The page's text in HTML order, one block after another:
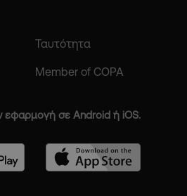
Ταυτότητα
Member of COPA
εφαρμογή σε Android ή iOS.